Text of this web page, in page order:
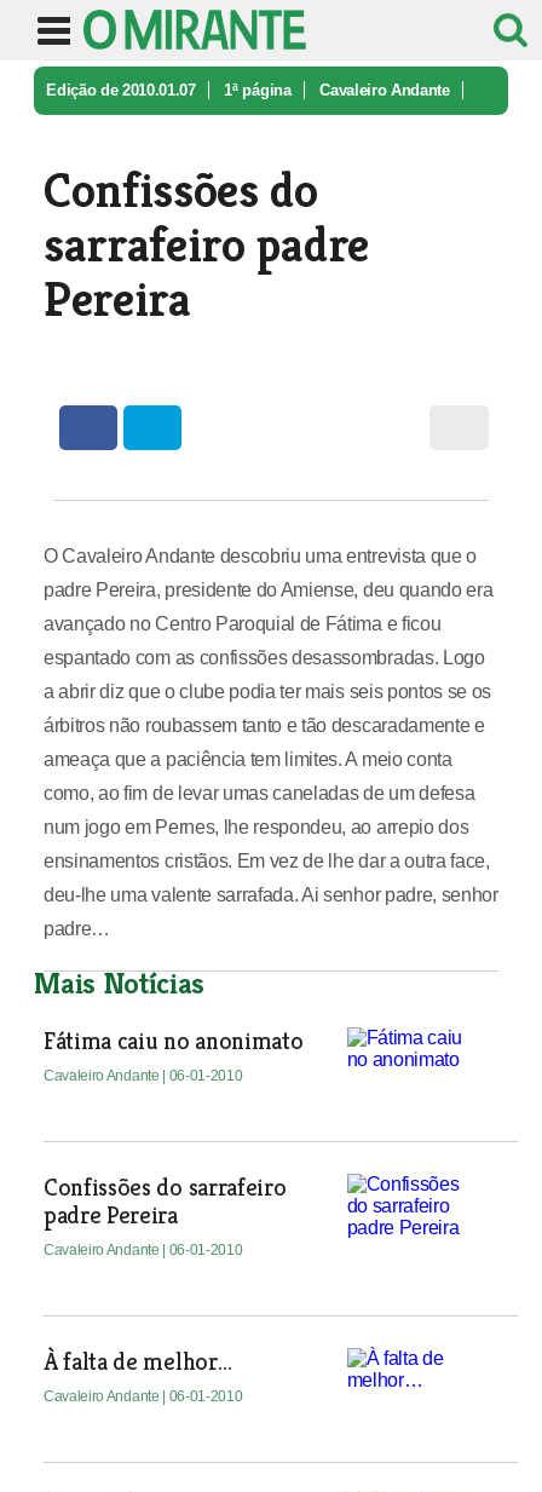
Edição de 2010.01.07 1ª página Cavaleiro Andante
Confissões do
sarrafeiro padre
Pereira
O Cavaleiro Andante descobriu uma entrevista que o
padre Pereira, presidente do Amiense, deu quando era
avançado no Centro Paroquial de Fátima e ficou
espantado com as confissões desassombradas. Logo
a abrir diz que o clube podia ter mais seis pontos se os
árbitros não roubassem tanto e tão descaradamente e
ameaça que a paciência tem limites. A meio conta
como, ao fim de levar umas caneladas de um defesa
num jogo em Pernes, lhe respondeu, ao arrepio dos
ensinamentos cristãos. Em vez de lhe dar a outra face,
deu-lhe uma valente sarrafada. Ai senhor padre, senhor
padre…
Mais Notícias
Fátima caiu no anonimato
Cavaleiro Andante | 06-01-2010
Confissões do sarrafeiro
padre Pereira
Cavaleiro Andante | 06-01-2010
À falta de melhor…
Cavaleiro Andante | 06-01-2010